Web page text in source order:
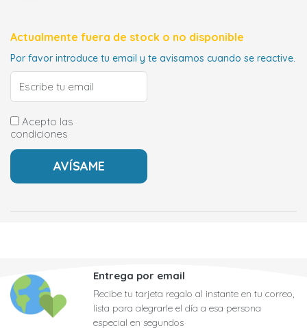
Actualmente fuera de stock o no disponible
Por favor introduce tu email y te avisamos cuando se reactive.
Acepto las
condiciones
Entrega por email
Recibe tu tarjeta regalo al instante en tu correo,
lista para alegrarle el día a esa persona
especial en segundos